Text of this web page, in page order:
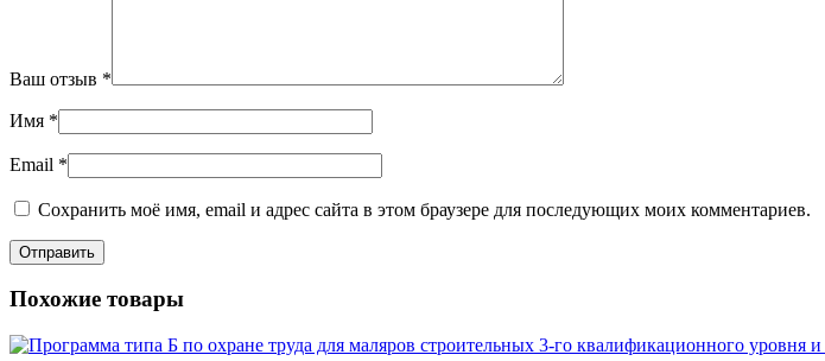
Ваш отзыв *
Имя *
Email *
Сохранить моё имя, email и адрес сайта в этом браузере для последующих моих комментариев.
Похожие товары